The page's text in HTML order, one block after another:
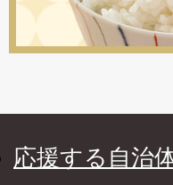
応援する自治